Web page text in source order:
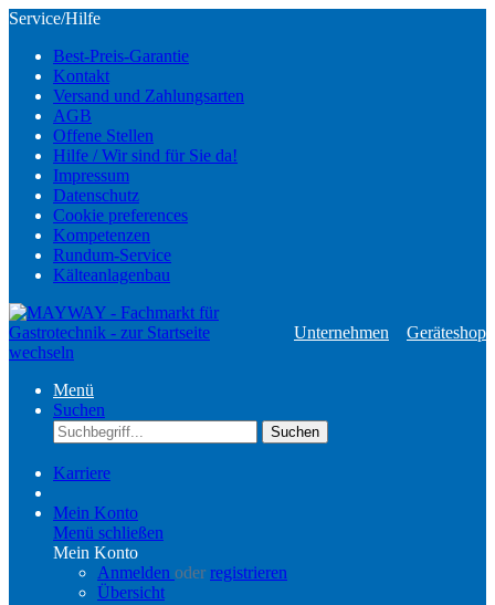
Service/Hilfe
Best-Preis-Garantie
Kontakt
Versand und Zahlungsarten
AGB
Offene Stellen
Hilfe / Wir sind für Sie da!
Impressum
Datenschutz
Cookie preferences
Kompetenzen
Rundum-Service
Kälteanlagenbau
Unternehmen Geräteshop
Menü
Suchen
Suchen
Karriere
Mein Konto
Menü schließen
Mein Konto
Anmelden oder registrieren
Übersicht